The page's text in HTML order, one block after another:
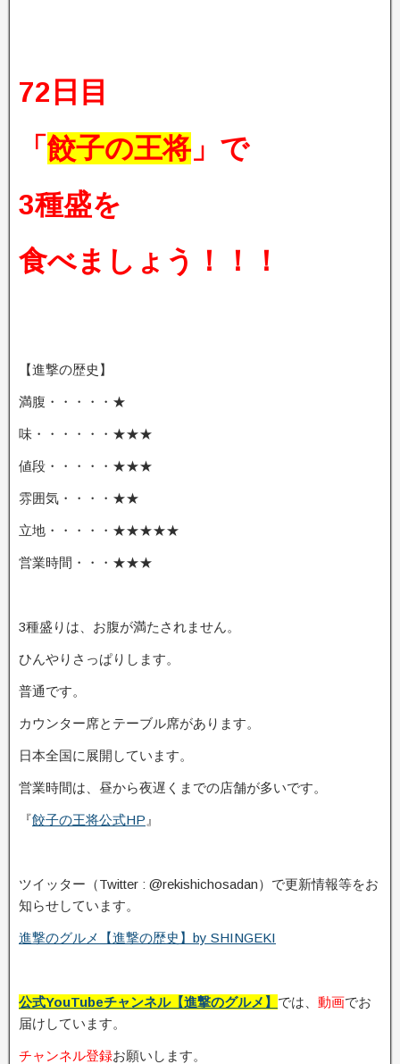
72日目
「 餃子の王将 」で
3種盛を
食べましょう
！！！
【進撃の歴史】
満腹・・・・・★
味・・・・・・★★★
値段・・・・・★★★
雰囲気・・・・★★
立地・・・・・★★★★★
営業時間・・・★★★
3種盛りは、お腹が満たされません。
ひんやりさっぱりします。
普通です。
カウンター席とテーブル席があります。
日本全国に展開しています。
営業時間は、昼から夜遅くまでの店舗が多いです。
『餃子の王将公式HP 』
ツイッター（Twitter : @rekishichosadan）で更新情報等をお
知らせしています。
進撃のグルメ【進撃の歴史】by SHINGEKI
公式YouTubeチャンネル【進撃のグルメ】 では、 動画でお
届けしています。
チャンネル登録お願いします。